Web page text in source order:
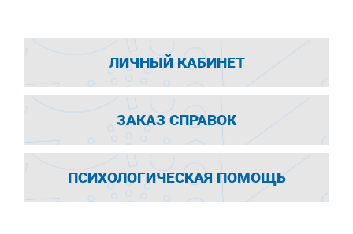
ЛИЧНЫЙ КАБИНЕТ
ЗАКАЗ СПРАВОК
ПСИХОЛОГИЧЕСКАЯ ПОМОЩЬ